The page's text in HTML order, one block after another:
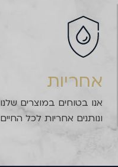
אחריות
אנו בטוחים במוצרים שלנו
ונותנים אחריות לכל החיים